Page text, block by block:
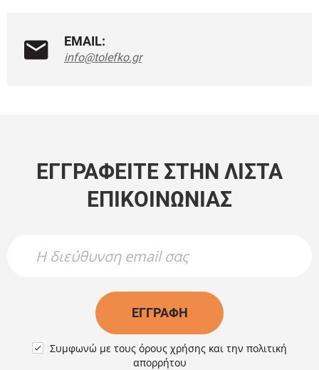
EMAIL:
info@tolefko.gr
ΕΓΓΡΑΦΕΊΤΕ ΣΤΗΝ ΛΊΣΤΑ
ΕΠΙΚΟΙΝΩΝΊΑΣ
ΕΓΓΡΑΦΉ
 Συμφωνώ με τους όρους χρήσης και την πολιτική
απορρήτου